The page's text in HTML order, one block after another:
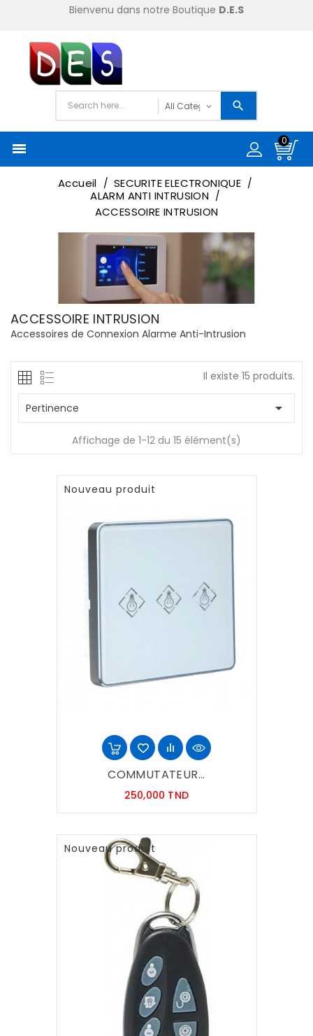
Bienvenu dans notre Boutique D.E.S

0
Accueil
SECURITE ELECTRONIQUE
ALARM ANTI INTRUSION
ACCESSOIRE INTRUSION
ACCESSOIRE INTRUSION
Accessoires de Connexion Alarme Anti-Intrusion
Il existe 15 produits.
Pertinence 
Affichage de 1-12 du 15 élément(s)
Nouveau produit
COMMUTATEUR...
250,000 TNDPrix
Nouveau produit